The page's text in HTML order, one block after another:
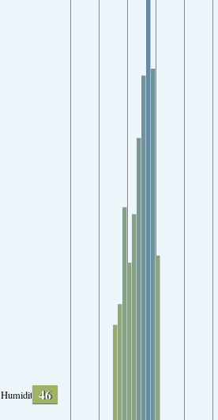
Humidity 46